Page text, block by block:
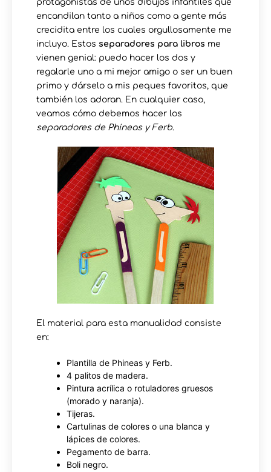
protagonistas de unos dibujos infantiles que
encandilan tanto a niños como a gente más
crecidita entre los cuales orgullosamente me
incluyo. Estos separadores para libros me
vienen genial: puedo hacer los dos y
regalarle uno a mi mejor amigo o ser un buen
primo y dárselo a mis peques favoritos, que
también los adoran. En cualquier caso,
veamos cómo debemos hacer los
separadores de Phineas y Ferb.
El material para esta manualidad consiste
en:
Plantilla de Phineas y Ferb.
4 palitos de madera.
Pintura acrílica o rotuladores gruesos
(morado y naranja).
Tijeras.
Cartulinas de colores o una blanca y
lápices de colores.
Pegamento de barra.
Boli negro.